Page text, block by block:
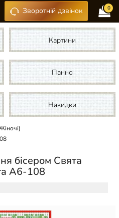
Зворотній дзвінок 0
Картини
Панно
Накидки
бісером Свята
А6-108